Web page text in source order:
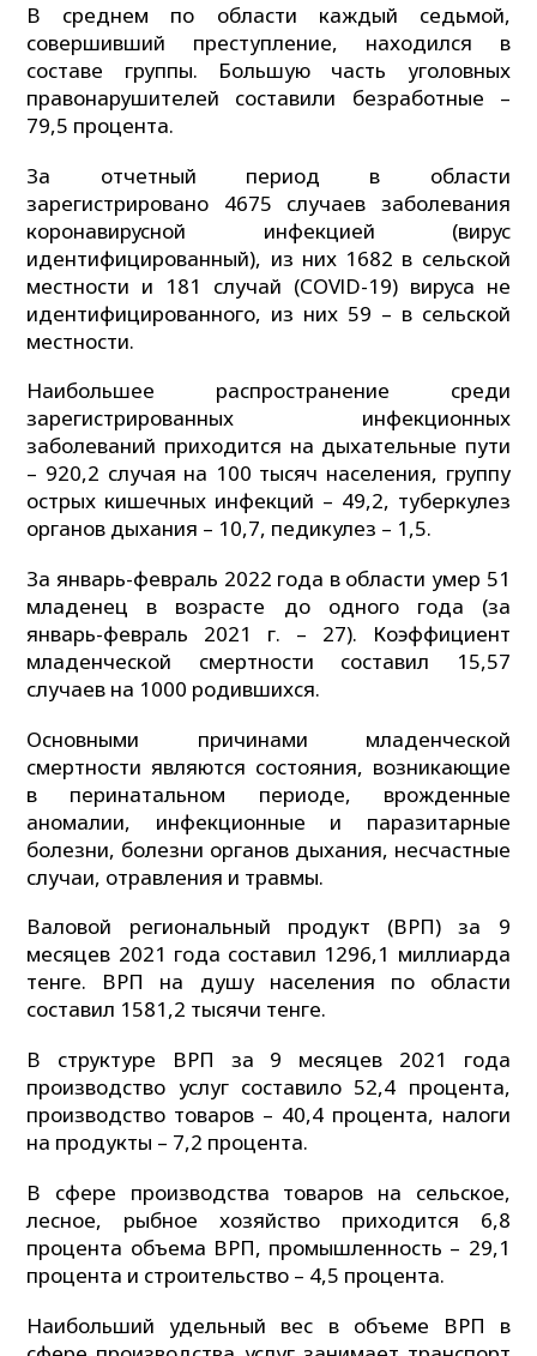
В среднем по области каждый седьмой,
совершивший преступление, находился в
составе группы. Большую часть уголовных
правонарушителей составили безработные –
79,5 процента.
За отчетный период в области
зарегистрировано 4675 случаев заболевания
коронавирусной инфекцией (вирус
идентифицированный), из них 1682 в сельской
местности и 181 случай (СОVlD-19) вируса не
идентифицированного, из них 59 – в сельской
местности.
Наибольшее распространение среди
зарегистрированных инфекционных
заболеваний приходится на дыхательные пути
– 920,2 случая на 100 тысяч населения, группу
острых кишечных инфекций – 49,2, туберкулез
органов дыхания – 10,7, педикулез – 1,5.
За январь-февраль 2022 года в области умер 51
младенец в возрасте до одного года (за
январь-февраль 2021 г. – 27). Коэффициент
младенческой смертности составил 15,57
случаев на 1000 родившихся.
Основными причинами младенческой
смертности являются состояния, возникающие
в перинатальном периоде, врожденные
аномалии, инфекционные и паразитарные
болезни, болезни органов дыхания, несчастные
случаи, отравления и травмы.
Валовой региональный продукт (ВРП) за 9
месяцев 2021 года составил 1296,1 миллиарда
тенге. ВРП на душу населения по области
составил 1581,2 тысячи тенге.
В структуре ВРП за 9 месяцев 2021 года
производство услуг составило 52,4 процента,
производство товаров – 40,4 процента, налоги
на продукты – 7,2 процента.
В сфере производства товаров на сельское,
лесное, рыбное хозяйство приходится 6,8
процента объема ВРП, промышленность – 29,1
процента и строительство – 4,5 процента.
Наибольший удельный вес в объеме ВРП в